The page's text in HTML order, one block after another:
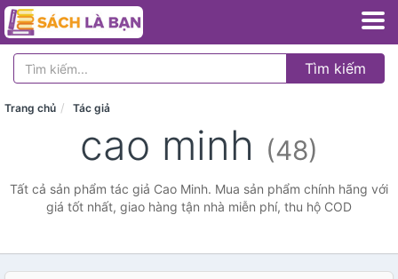
Tìm kiếm
Trang chủ Tác giả
cao minh (48)
Tất cả sản phẩm tác giả Cao Minh. Mua sản phẩm chính hãng với
giá tốt nhất, giao hàng tận nhà miễn phí, thu hộ COD